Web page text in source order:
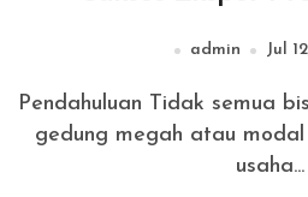
admin Jul
Pendahuluan Tidak semua bisnis besar dimulai dari
gedung megah atau
usaha...